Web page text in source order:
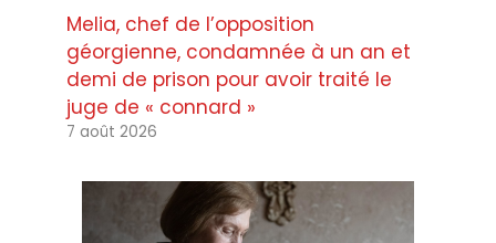
Melia, chef de l’opposition
géorgienne, condamnée à un an et
demi de prison pour avoir traité le
juge de « connard »
7 août 2026